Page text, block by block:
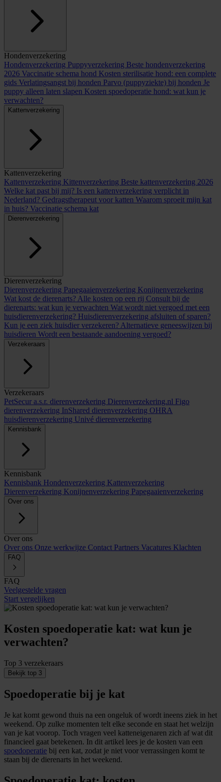
Hondenverzekering
Hondenverzekering Puppyverzekering Beste hondenverzekering
2026 Vaccinatie schema hond Kosten sterilisatie hond: een complete
gids Verlatingsangst bij honden Parvo (puppyziekte) bij honden Je
puppy alleen laten slapen Kosten spoedoperatie hond: wat kun je
verwachten?
Kattenverzekering
Kattenverzekering
Kattenverzekering Kittenverzekering Beste kattenverzekering 2026
Welke kat past bij mij? Is een kattenverzekering verplicht in
Nederland? Gedragstherapeut voor katten Waarom sproeit mijn kat
in huis? Vaccinatie schema kat
Dierenverzekering
Dierenverzekering
Dierenverzekering Papegaaienverzekering Konijnenverzekering
Wat kost de dierenarts? Alle kosten op een rij Consult bij de
dierenarts: wat kun je verwachten Wat wordt niet vergoed met een
huisdierenverzekering? Huisdierenverzekering afsluiten of sparen?
Kun je een ziek huisdier verzekeren? Alternatieve geneeswijzen bij
huisdieren Wordt een bestaande aandoening vergoed?
Verzekeraars
Verzekeraars
PetSecur a.s.r. dierenverzekering Dierenverzekering.nl Figo
dierenverzekering InShared dierenverzekering OHRA
huisdierenverzekering Univé dierenverzekering
Kennisbank
Kennisbank
Kennisbank Hondenverzekering Kattenverzekering
Dierenverzekering Konijnenverzekering Papegaaienverzekering
Over ons
Over ons
Over ons Onze werkwijze Contact Partners Vacatures Klachten
FAQ
FAQ
Veelgestelde vragen
Start vergelijken
Kosten spoedoperatie kat: wat kun je
verwachten?
Top 3 verzekeraars
Bekijk top 3
Spoedoperatie bij je kat
Je kat komt gewond thuis na een ongeluk of wordt ineens ziek in het
weekend. Op zulke momenten telt elke seconde en staat het welzijn
van je kat voorop. Toch vragen veel katteneigenaren zich af wat dit
financieel gaat betekenen. In dit artikel lees je de kosten van een
spoedoperatie bij een kat, zodat je niet voor verrassingen komt te
staan bij de dierenarts in het weekend.